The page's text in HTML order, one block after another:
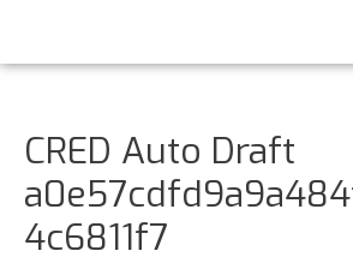
CRED Auto Draft
4c6811f7